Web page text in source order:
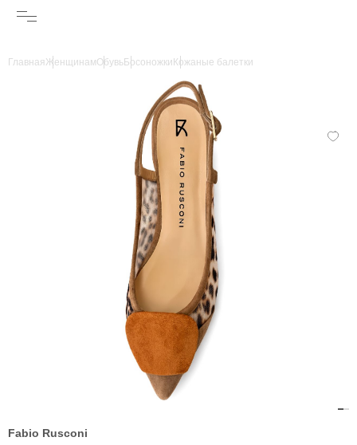
ГлавнаяЖенщинамОбувьБосоножки Кожаные балетки
Fabio Rusconi